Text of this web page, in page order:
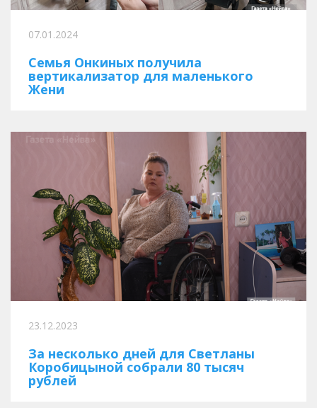
07.01.2024
Семья Онкиных получила
вертикализатор для маленького
Жени
23.12.2023
За несколько дней для Светланы
Коробицыной собрали 80 тысяч
рублей